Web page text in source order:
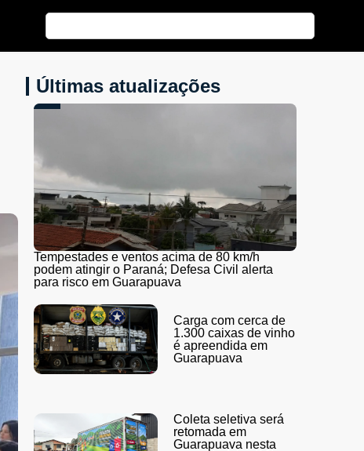
Últimas atualizações
Tempestades e ventos acima de 80 km/h
podem atingir o Paraná; Defesa Civil alerta
para risco em Guarapuava
Carga com cerca de
1.300 caixas de vinho
é apreendida em
Guarapuava
Coleta seletiva será
retomada em
Guarapuava nesta